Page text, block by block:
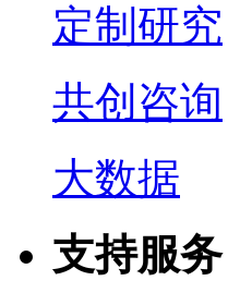
定制研究
共创咨询
大数据
支持服务